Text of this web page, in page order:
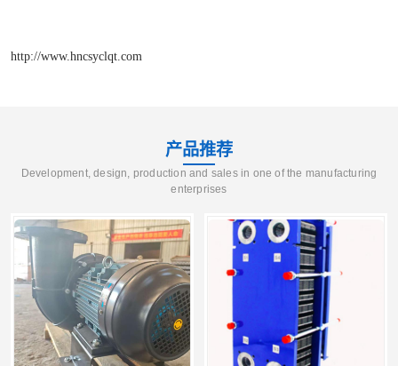
http://www.hncsyclqt.com
产品推荐
Development, design, production and sales in one of the manufacturing
enterprises